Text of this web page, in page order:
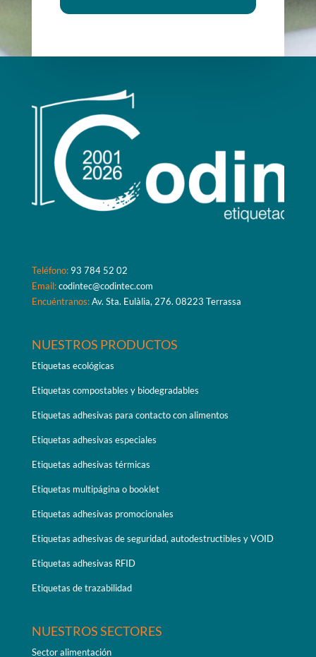
Teléfono: 93 784 52 02
Email:codintec@codintec.com
Encuéntranos:Av. Sta. Eulàlia, 276. 08223 Terrassa
NUESTROS PRODUCTOS
Etiquetas ecológicas
Etiquetas compostables y biodegradables
Etiquetas adhesivas para contacto con alimentos
Etiquetas adhesivas especiales
Etiquetas adhesivas térmicas
Etiquetas multipágina o booklet
Etiquetas adhesivas promocionales
Etiquetas adhesivas de seguridad, autodestructibles y VOID
Etiquetas adhesivas RFID
Etiquetas de trazabilidad
NUESTROS SECTORES
Sector alimentación